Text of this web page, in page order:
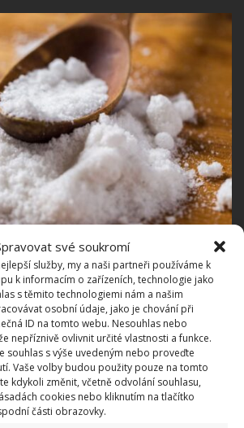
své soukromí
služby, my a naši partneři používáme k
k informacím o zařízeních, technologie jako
s těmito technologiemi nám a našim
osobní údaje, jako je chování při
ID na tomto webu. Nesouhlas nebo
nepříznivě ovlivnit určité vlastnosti a funkce.
souhlas s výše uvedeným nebo proveďte
Vaše volby budou použity pouze na tomto
kdykoli změnit, včetně odvolání souhlasu,
cookies nebo kliknutím na tlačítko
části obrazovky.
Okna v zimním režimu jsou
klíčem k úspoře peněz za
vytápění. Přepínač se nachází na
hraně okna
vysušit v troubě a opět použít.
100 °C. Po každém pečení tak